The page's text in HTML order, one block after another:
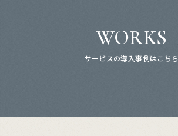
WORKS
サービスの導入事例はこちら